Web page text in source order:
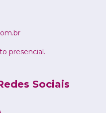
presencial.
Sociais